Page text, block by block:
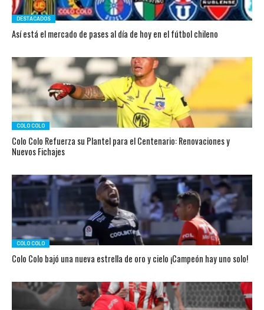
DESTACADOS
Así está el mercado de pases al día de hoy en el fútbol chileno
COLO COLO
Colo Colo Refuerza su Plantel para el Centenario: Renovaciones y
Nuevos Fichajes
COLO COLO
Colo Colo bajó una nueva estrella de oro y cielo ¡Campeón hay uno solo!